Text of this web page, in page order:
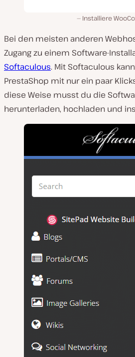
Installiere
Bei den meisten anderen
Zugang zu einem Software-
Softaculous. Mit Softaculous
PrestaShop mit nur ein paar
diese Weise musst du die
herunterladen, hochladen und